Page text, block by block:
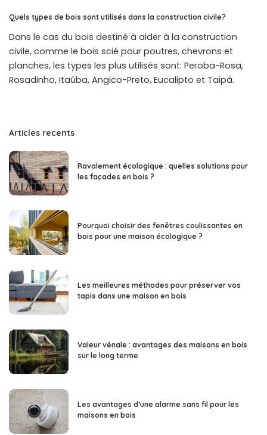
Quels types de bois sont utilisés dans la construction civile?
Dans le cas du bois destiné à aider à la construction
civile, comme le bois scié pour poutres, chevrons et
planches, les types les plus utilisés sont: Peroba-Rosa,
Rosadinho, Itaúba, Angico-Preto, Eucalipto et Taipá.
Articles recents
Ravalement écologique : quelles solutions pour
les façades en bois ?
Pourquoi choisir des fenêtres coulissantes en
bois pour une maison écologique ?
Les meilleures méthodes pour préserver vos
tapis dans une maison en bois
Valeur vénale : avantages des maisons en bois
sur le long terme
Les avantages d’une alarme sans fil pour les
maisons en bois